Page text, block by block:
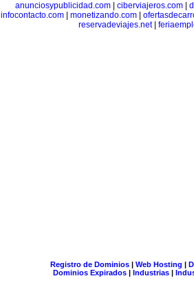
anunciosypublicidad.com| ciberviajeros.com|
infocontacto.com
monetizando.com
reservadeviajes.net|
Registro de Dominios| Web Hosting |
Dominios Expirados | Industrias |